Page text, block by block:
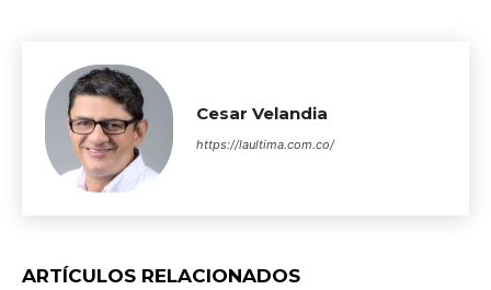
Cesar Velandia
https://laultima.com.co/
ARTÍCULOS RELACIONADOS